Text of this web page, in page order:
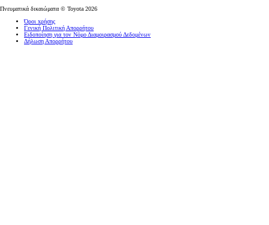
Πνευματικά δικαιώματα © Toyota 2026
Όροι xρήσης
Γενική Πολιτική Απορρήτου
Ειδοποίηση για τον Νόμο Διαμοιρασμού Δεδομένων
Δήλωση Απορρήτου